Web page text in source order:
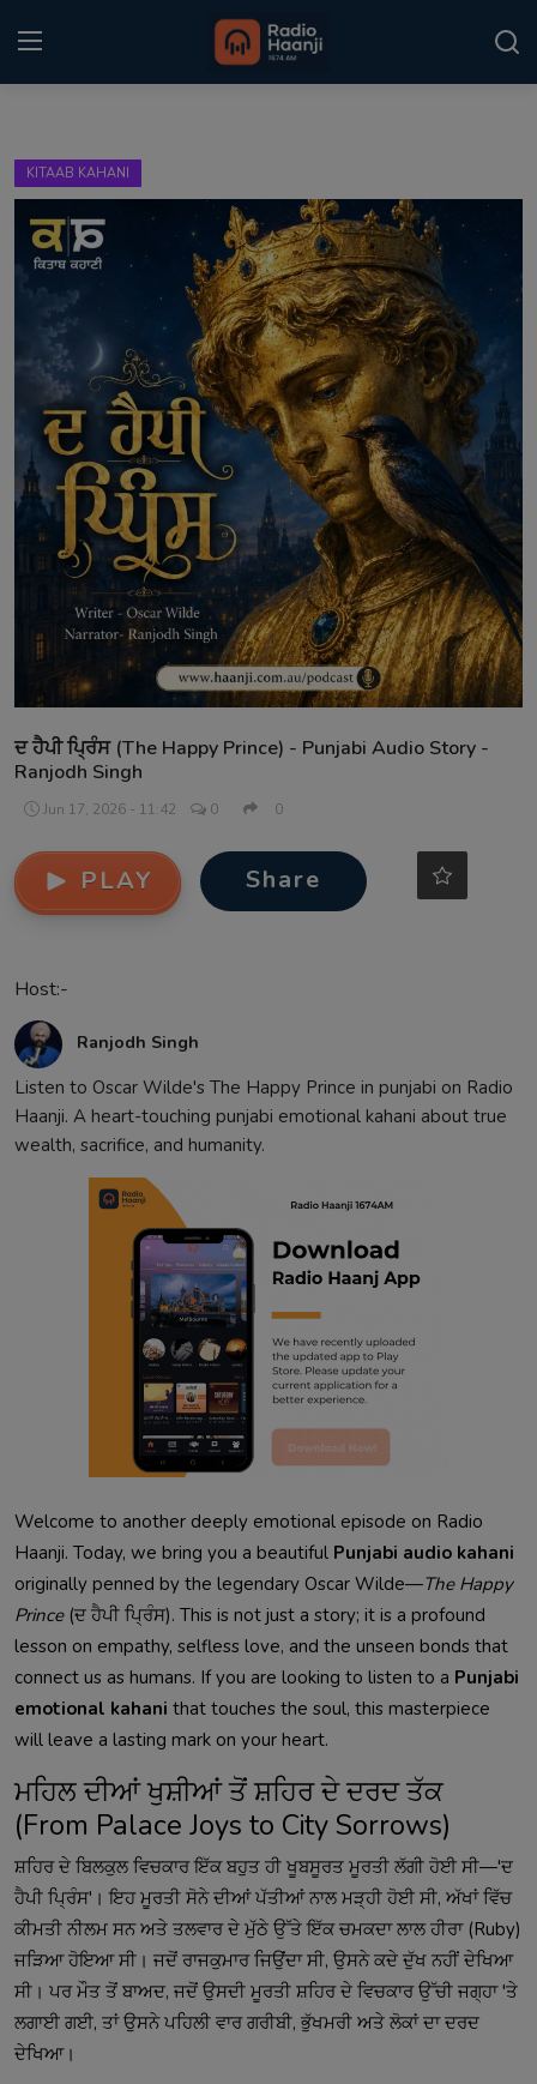
Home
Punjabi Podcast
Kitaab Kahani
Gallery
Sponsors
Matrimonial
Event
Contact
KITAAB KAHANI
ਦ ਹੈਪੀ ਪ੍ਰਿੰਸ (The Happy Prince) - Punjabi Audio Story -
Ranjodh Singh
Jun 17, 2026 - 11:42 0 0
PLAY Share
Host:-
Ranjodh Singh
Listen to Oscar Wilde's The Happy Prince in punjabi on Radio
Haanji. A heart-touching punjabi emotional kahani about true
wealth, sacrifice, and humanity.
Welcome to another deeply emotional episode on Radio
Haanji. Today, we bring you a beautiful Punjabi audio kahani
originally penned by the legendary Oscar Wilde—The Happy
Prince(ਦ ਹੈਪੀ ਪ੍ਰਿੰਸ). This is not just a story; it is a profound
lesson on empathy, selfless love, and the unseen bonds that
connect us as humans. If you are looking to listen to a Punjabi
emotional kahani that touches the soul, this masterpiece
will leave a lasting mark on your heart.
ਮਹਿਲ ਦੀਆਂ ਖੁਸ਼ੀਆਂ ਤੋਂ ਸ਼ਹਿਰ ਦੇ ਦਰਦ ਤੱਕ
(From Palace Joys to City Sorrows)
ਸ਼ਹਿਰ ਦੇ ਬਿਲਕੁਲ ਵਿਚਕਾਰ ਇੱਕ ਬਹੁਤ ਹੀ ਖੂਬਸੂਰਤ ਮੂਰਤੀ ਲੱਗੀ ਹੋਈ ਸੀ—'ਦ
ਹੈਪੀ ਪ੍ਰਿੰਸ'। ਇਹ ਮੂਰਤੀ ਸੋਨੇ ਦੀਆਂ ਪੱਤੀਆਂ ਨਾਲ ਮੜ੍ਹੀ ਹੋਈ ਸੀ, ਅੱਖਾਂ ਵਿੱਚ
ਕੀਮਤੀ ਨੀਲਮ ਸਨ ਅਤੇ ਤਲਵਾਰ ਦੇ ਮੁੱਠੇ ਉੱਤੇ ਇੱਕ ਚਮਕਦਾ ਲਾਲ ਹੀਰਾ (Ruby)
ਜੜਿਆ ਹੋਇਆ ਸੀ। ਜਦੋਂ ਰਾਜਕੁਮਾਰ ਜਿਉਂਦਾ ਸੀ, ਉਸਨੇ ਕਦੇ ਦੁੱਖ ਨਹੀਂ ਦੇਖਿਆ
ਸੀ। ਪਰ ਮੌਤ ਤੋਂ ਬਾਅਦ, ਜਦੋਂ ਉਸਦੀ ਮੂਰਤੀ ਸ਼ਹਿਰ ਦੇ ਵਿਚਕਾਰ ਉੱਚੀ ਜਗ੍ਹਾ 'ਤੇ
ਲਗਾਈ ਗਈ, ਤਾਂ ਉਸਨੇ ਪਹਿਲੀ ਵਾਰ ਗਰੀਬੀ, ਭੁੱਖਮਰੀ ਅਤੇ ਲੋਕਾਂ ਦਾ ਦਰਦ
ਦੇਖਿਆ।